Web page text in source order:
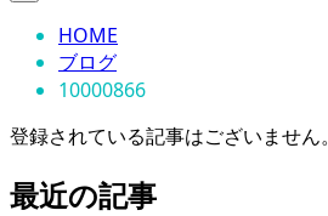
HOME
ブログ
10000866
登録されている記事はございません。
最近の記事